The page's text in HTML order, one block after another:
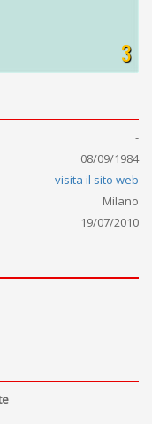
3
-
08/09/1984
visita il sito web
Milano
19/07/2010